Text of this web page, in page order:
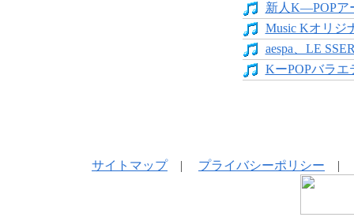
新人K―POPア
Music Kオリジ
aespa、LE
KーPOPバラエ
サイトマップ| プライバシーポリシー